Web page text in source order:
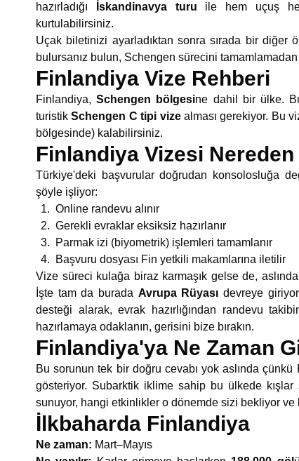
hazırladığı
İskandinavya turu ile hem uçuş
kurtulabilirsiniz.
Uçak biletinizi ayarladıktan sonra sırada bir diğer
bulursanız bulun, Schengen sürecini
Finlandiya Vize Rehberi
Finlandiya,Schengen bölgesine dahil bir ülke.
turistikSchengen C tipi vizealması gerekiyor. Bu
bölgesinde) kalabilirsiniz.
Finlandiya Vizesi Nereden
Türkiye'deki başvurular doğrudan konsolosluğa
şöyle işliyor:
Online randevu alınır
Gerekli evraklar eksiksiz hazırlanır
Parmak izi (biyometrik) işlemleri tamamlanır
Başvuru dosyası Fin yetkili makamlarına iletilir
Vize süreci kulağa biraz karmaşık gelse de,
İşte tam da burada Avrupa Rüyası devreye
desteği alarak, evrak hazırlığından randevu
hazırlamaya odaklanın, gerisini bize bırakın.
Finlandiya'ya Ne Zaman
Bu sorunun tek bir doğru cevabı yok aslında
gösteriyor. Subarktik iklime sahip bu ülkede
sunuyor, hangi etkinlikler o dönemde sizi bekliyor ve
İlkbaharda Finlandiya
Ne zaman: Mart–Mayıs